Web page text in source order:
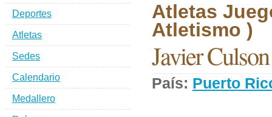
Atletas
Atletismo )
Javier Culson
País: Puerto
Deportes
Atletas
Sedes
Calendario
Medallero